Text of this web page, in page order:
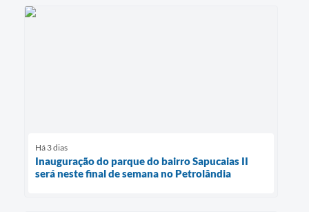
Há 3 dias
Inauguração do parque do bairro Sapucaias II
será neste final de semana no Petrolândia